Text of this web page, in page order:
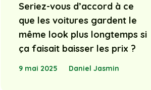
Seriez-vous d’accord à ce
que les voitures gardent le
même look plus longtemps si
ça faisait baisser les prix ?
9 mai 2025 Daniel Jasmin